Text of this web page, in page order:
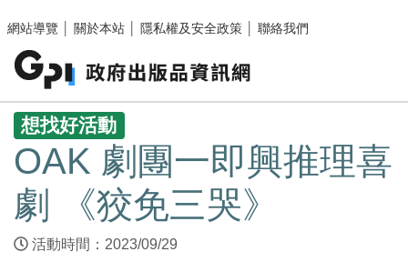
網站導覽
關於本站 隱私權及安全政策 聯絡我們
:::
想找好活動
OAK 劇團一即興推理喜
劇 《狡免三哭》
活動時間：2023/09/29